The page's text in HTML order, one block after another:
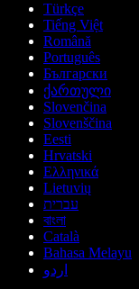
Türkçe
Tiếng Việt
Română
Português
Български
ქართული
Slovenčina
Slovenščina
Eesti
Hrvatski
Ελληνικά
Lietuvių
עברית
বাংলা
Català
Bahasa Melayu
اردو